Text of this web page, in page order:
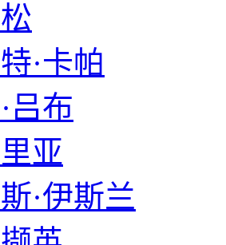
·卡帕
吕布
亚
·伊斯兰